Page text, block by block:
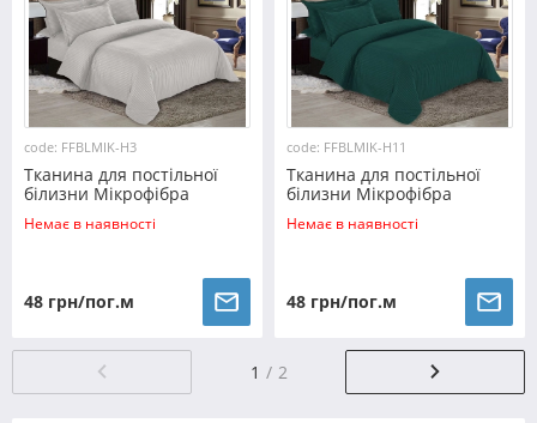
code: FFBLMIK-H3
Тканина для постільної
білизни Мікрофібра
FFBLMIK-H3 (100м)
Немає в наявності
48 грн/пог.м
code: FFBLMIK-Н11
Тканина для постільної
білизни Мікрофібра
FFBLMIK-Н11 (100м)
Немає в наявності
48 грн/пог.м
1 2